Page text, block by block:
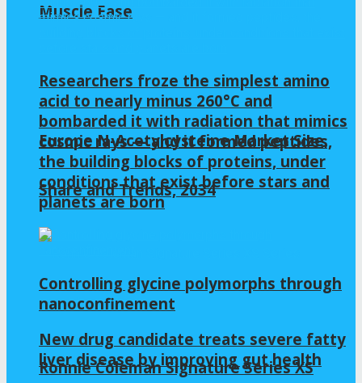
Muscle Ease
Europe N-Acetylcysteine Market Size,
Share and Trends, 2034
Ronnie Coleman Signature Series XS
Researchers froze the simplest amino
acid to nearly minus 260°C and
bombarded it with radiation that mimics
cosmic rays — and it formed peptides,
the building blocks of proteins, under
conditions that exist before stars and
planets are born
Controlling glycine polymorphs through
nanoconfinement
New drug candidate treats severe fatty
liver disease by improving gut health